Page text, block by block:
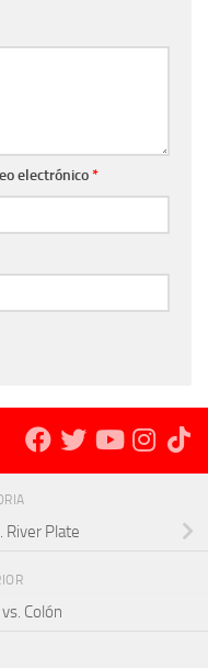
electrónico*
River Plate
Colón